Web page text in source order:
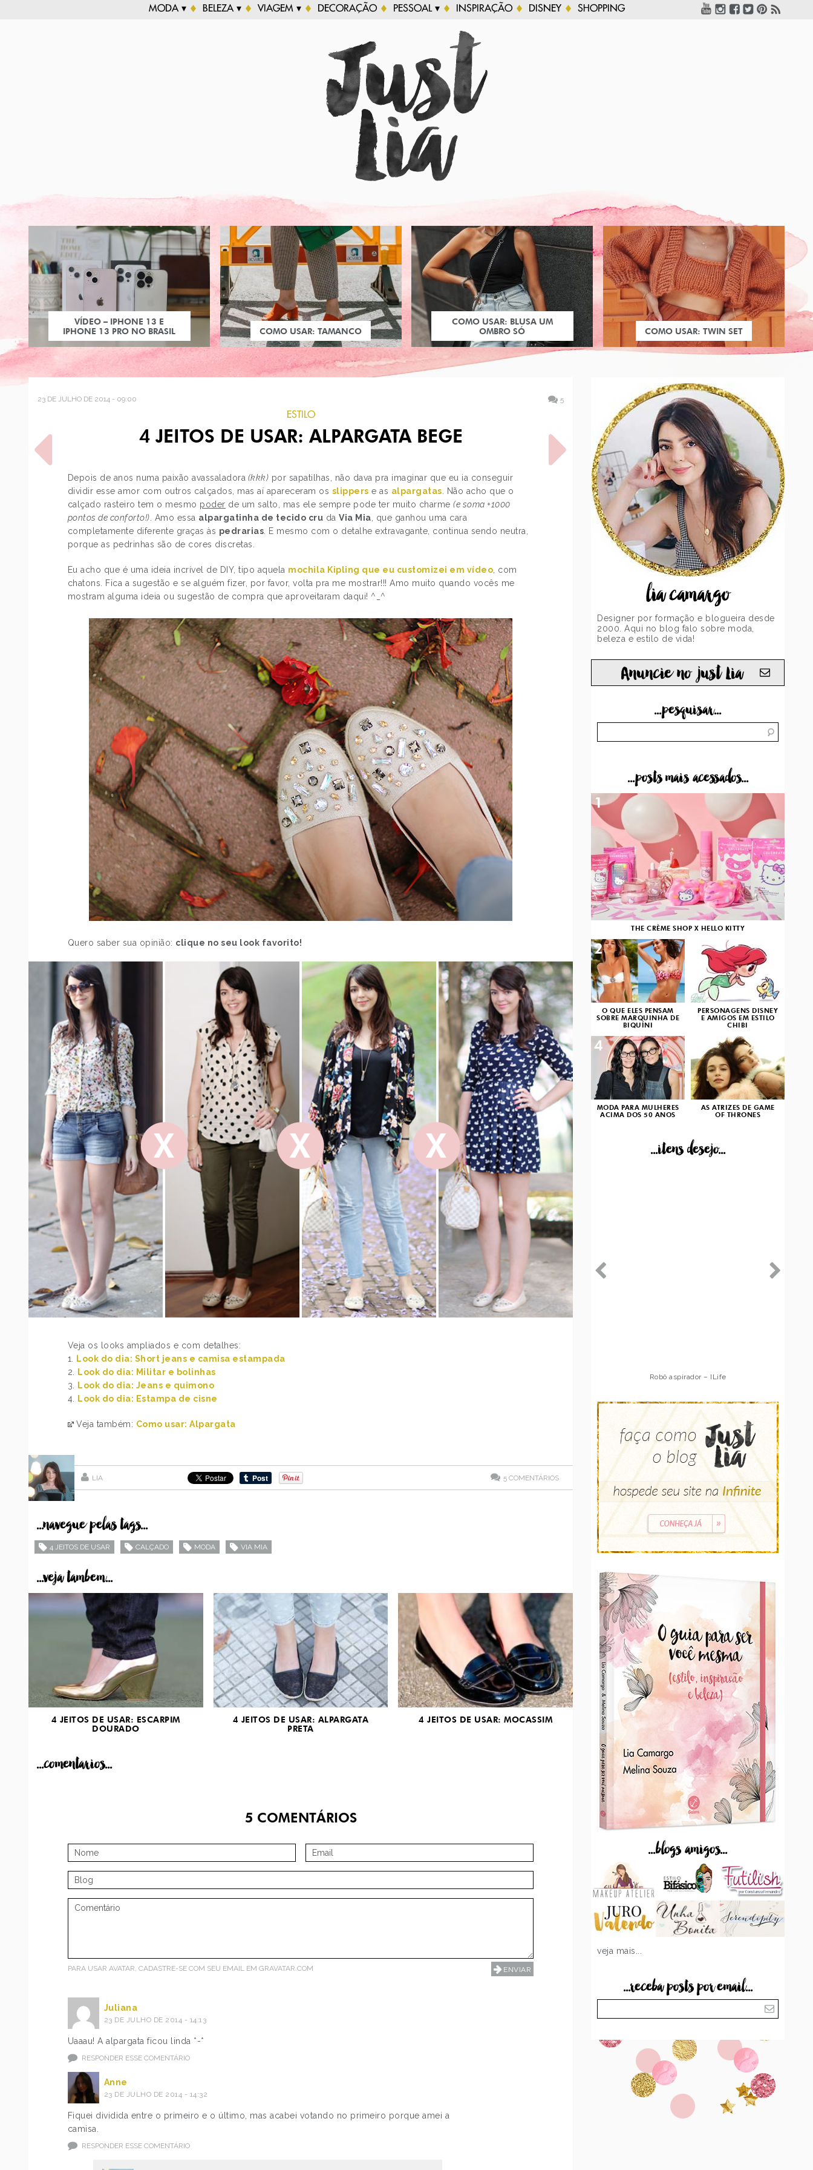
MODA ▾ BELEZA ▾ VIAGEM ▾ DECORAÇÃO PESSOAL ▾ INSPIRAÇÃO DISNEY SHOPPING
VÍDEO – IPHONE 13 E
IPHONE 13 PRO NO BRASIL
COMO USAR: TAMANCO
COMO USAR: BLUSA UM
OMBRO SÓ
COMO USAR: TWIN SET
23 DE JULHO DE 2014 - 09:00 5
ESTILO
4 JEITOS DE USAR: ALPARGATA BEGE
Depois de anos numa paixão avassaladora (kkk) por sapatilhas, não dava pra imaginar que eu ia conseguir
dividir esse amor com outros calçados, mas aí apareceram os slippers e as alpargatas . Não acho que o
calçado rasteiro tem o mesmo poder de um salto, mas ele sempre pode ter muito charme(e soma +1000
pontos de conforto!) . Amo essa alpargatinha de tecido cru daVia Mia , que ganhou uma cara
completamente diferente graças às pedrarias . E mesmo com o detalhe extravagante, continua sendo neutra,
porque as pedrinhas são de cores discretas.
Eu acho que é uma ideia incrível de DIY, tipo aquela mochila Kipling que eu customizei em vídeo , com
chatons. Fica a sugestão e se alguém fizer, por favor, volta pra me mostrar!!! Amo muito quando vocês me
mostram alguma ideia ou sugestão de compra que aproveitaram daqui! ^_^
Quero saber sua opinião: clique no seu look favorito!
Veja os looks ampliados e com detalhes:
1.
Look do dia: Short jeans e camisa estampada
2.
Look do dia: Militar e bolinhas
3.
Look do dia: Jeans e quimono
4.
Look do dia: Estampa de cisne
Veja também: Como usar: Alpargata
LIA 5 COMENTÁRIOS
...navegue pelas tags...
4 JEITOS DE USAR CALÇADO MODA VIA MIA
...veja tambem...
4 JEITOS DE USAR: ESCARPIM
DOURADO
4 JEITOS DE USAR: ALPARGATA
PRETA
4 JEITOS DE USAR: MOCASSIM
POST ANTERIOR
OS MELHORES COSPLAYS
DA DISNEY
COLEÇÃO POP ART DA
AVON
...comentarios...
5 COMENTÁRIOS
PARA USAR AVATAR, CADASTRE-SE COM SEU EMAIL EM GRAVATAR.COM
Juliana
23 DE JULHO DE 2014 - 14:13
Uaaau! A alpargata ficou linda *-*
RESPONDER ESSE COMENTÁRIO
Anne
23 DE JULHO DE 2014 - 14:32
Fiquei dividida entre o primeiro e o último, mas acabei votando no primeiro porque amei a
camisa.
RESPONDER ESSE COMENTÁRIO
lia camargo
Designer por formação e blogueira desde
2000. Aqui no blog falo sobre moda,
beleza e estilo de vida!
Anuncie no just Lia
...pesquisar...
...posts mais acessados...
THE CRÈME SHOP X HELLO KITTY
1
O QUE ELES PENSAM
SOBRE MARQUINHA DE
BIQUÍNI
2
PERSONAGENS DISNEY
E AMIGOS EM ESTILO
CHIBI
3
MODA PARA MULHERES
ACIMA DOS 50 ANOS
4
AS ATRIZES DE GAME
OF THRONES
...itens desejo...
Robô aspirador – Multilaser
...blogs amigos...
veja mais...
...receba posts por email...